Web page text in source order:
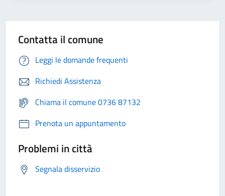
Contatta il comune
Leggi le domande frequenti
Richiedi Assistenza
Chiama il comune 0736 87132
Prenota un appuntamento
Problemi in città
Segnala disservizio